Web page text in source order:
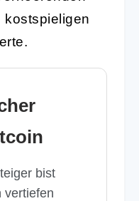
kostspieligen
bist
vertiefen